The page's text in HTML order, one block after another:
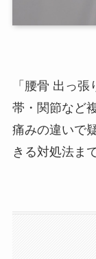
「腰骨 出っ
帯・関節など
痛みの違いで
きる対処法ま